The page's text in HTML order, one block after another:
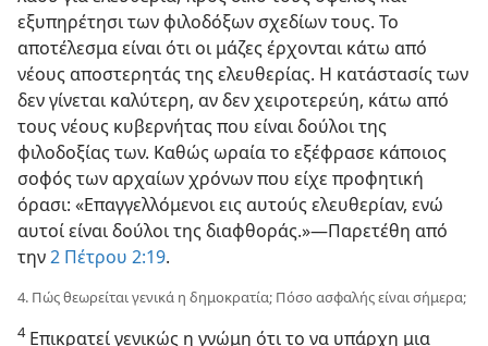
εξυπηρέτησι των φιλοδόξων σχεδίων τους. Το
αποτέλεσμα είναι ότι οι μάζες έρχονται κάτω από
νέους αποστερητάς της ελευθερίας. Η κατάστασίς των
δεν γίνεται καλύτερη, αν δεν χειροτερεύη, κάτω από
τους νέους κυβερνήτας που είναι δούλοι της
φιλοδοξίας των. Καθώς ωραία το εξέφρασε κάποιος
σοφός των αρχαίων χρόνων που είχε προφητική
όρασι: «Επαγγελλόμενοι εις αυτούς ελευθερίαν, ενώ
αυτοί είναι δούλοι της διαφθοράς.»—Παρετέθη από
την2 Πέτρου 2:19.
4. Πώς θεωρείται γενικά η δημοκρατία; Πόσο ασφαλής είναι σήμερα;
4Επικρατεί γενικώς η γνώμη ότι το να υπάρχη μια